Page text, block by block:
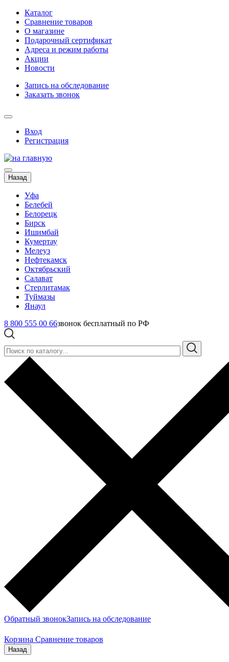
Каталог
Сравнение товаров
О магазине
Подарочный сертификат
Адреса и режим работы
Акции
Новости
Запись на обследование
Заказать звонок
Вход
Регистрация
Назад
Уфа
Белебей
Белорецк
Бирск
Ишимбай
Кумертау
Мелеуз
Нефтекамск
Октябрьский
Салават
Стерлитамак
Туймазы
Янаул
8 800 555 00 66звонок бесплатный по РФ
Обратный звонокЗапись на обследование
Корзина Сравнение товаров
Назад